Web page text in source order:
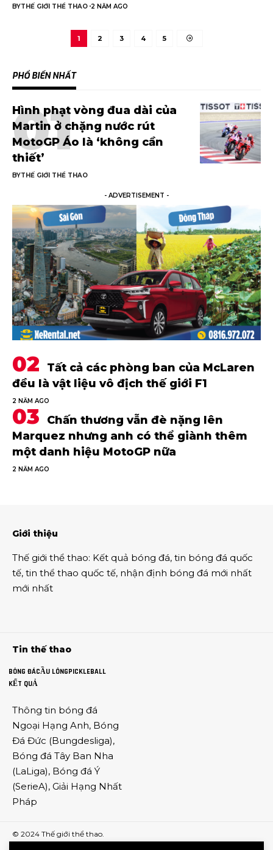
BYTHẾ GIỚI THỂ THAO 2 NĂM AGO
1 2 3 4 5
PHỔ BIẾN NHẤT
Hình phạt vòng đua dài của
Martin ở chặng nước rút
MotoGP Áo là ‘không cần
thiết’
BYTHẾ GIỚI THỂ THAO
- ADVERTISEMENT -
Tất cả các phòng ban của McLaren
đều là vật liệu vô địch thế giới F1
2 NĂM AGO
Chấn thương vẫn đè nặng lên
Marquez nhưng anh có thể giành thêm
một danh hiệu MotoGP nữa
2 NĂM AGO
Giới thiệu
Thế giới thể thao: Kết quả bóng đá, tin bóng đá quốc
tế, tin thể thao quốc tế, nhận định bóng đá mới nhất
mới nhất
Tin thế thao
BÓNG ĐÁCẦU LÔNGPICKLEBALL
KẾT QUẢ
Thông tin bóng đá
Ngoại Hạng Anh, Bóng
Đá Đức (Bungdesliga),
Bóng đá Tây Ban Nha
(LaLiga), Bóng đá Ý
(SerieA), Giải Hạng Nhất
Pháp
© 2024 Thế giới thể thao.